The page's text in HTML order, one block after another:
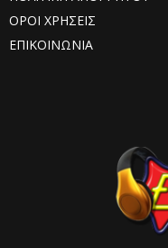
ΟΡΟΙ ΧΡΗΣΕΙΣ
ΕΠΙΚΟΙΝΩΝΙΑ